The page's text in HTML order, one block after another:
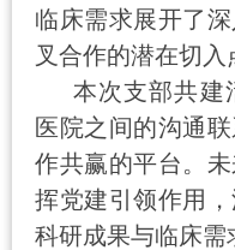
临床需求展开了
叉合作的潜在切入
本次支部共建
医院之间的沟通
作共赢的平台。
挥党建引领作用
科研成果与临床